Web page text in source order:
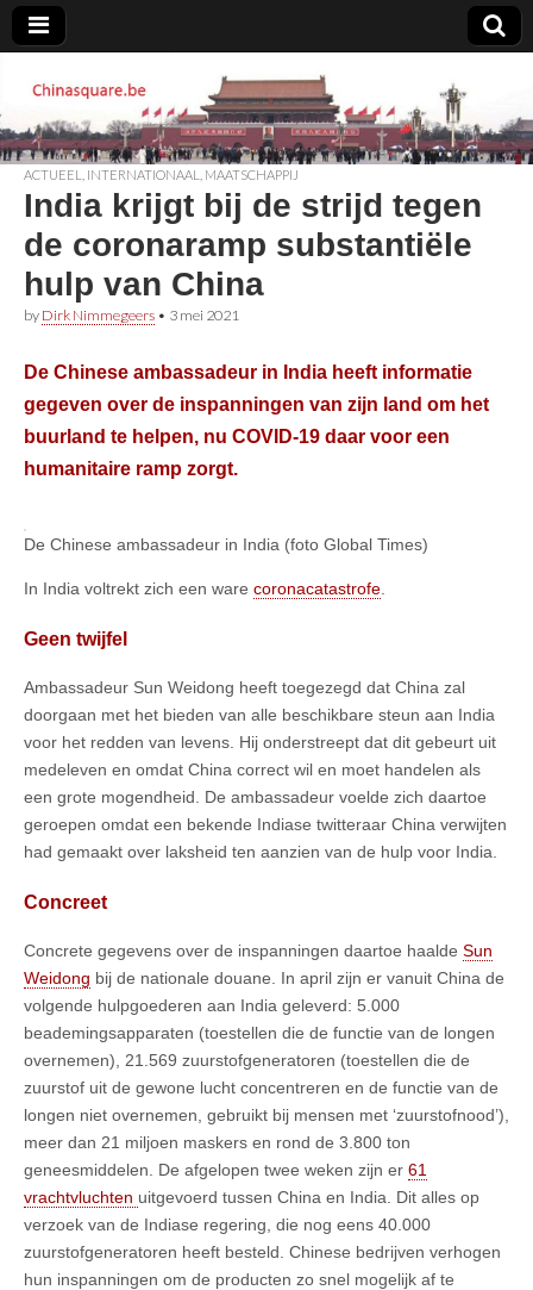
Chinasquare.be
ACTUEEL INTERNATIONAAL MAATSCHAPPIJ
India krijgt bij de strijd tegen
de coronaramp substantiële
hulp van China
by Dirk Nimmegeers • 3 mei 2021
De Chinese ambassadeur in India heeft informatie
gegeven over de inspanningen van zijn land om het
buurland te helpen, nu COVID-19 daar voor een
humanitaire ramp zorgt.
De Chinese ambassadeur in India (foto Global Times)
In India voltrekt zich een ware coronacatastrofe.
Geen twijfel
Ambassadeur Sun Weidong heeft toegezegd dat China zal
doorgaan met het bieden van alle beschikbare steun aan India
voor het redden van levens. Hij onderstreept dat dit gebeurt uit
medeleven en omdat China correct wil en moet handelen als
een grote mogendheid. De ambassadeur voelde zich daartoe
geroepen omdat een bekende Indiase twitteraar China verwijten
had gemaakt over laksheid ten aanzien van de hulp voor India.
Concreet
Concrete gegevens over de inspanningen daartoe haalde Sun
Weidong bij de nationale douane. In april zijn er vanuit China de
volgende hulpgoederen aan India geleverd: 5.000
beademingsapparaten (toestellen die de functie van de longen
overnemen), 21.569 zuurstofgeneratoren (toestellen die de
zuurstof uit de gewone lucht concentreren en de functie van de
longen niet overnemen, gebruikt bij mensen met ‘zuurstofnood’),
meer dan 21 miljoen maskers en rond de 3.800 ton
geneesmiddelen. De afgelopen twee weken zijn er 61
vrachtvluchten uitgevoerd tussen China en India. Dit alles op
verzoek van de Indiase regering, die nog eens 40.000
zuurstofgeneratoren heeft besteld. Chinese bedrijven verhogen
hun inspanningen om de producten zo snel mogelijk af te